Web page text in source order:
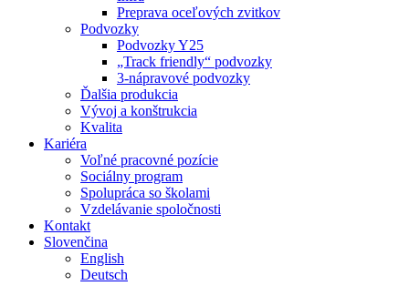
Preprava oceľových zvitkov
Podvozky
Podvozky Y25
„Track friendly“ podvozky
3-nápravové podvozky
Ďalšia produkcia
Vývoj a konštrukcia
Kvalita
Kariéra
Voľné pracovné pozície
Sociálny program
Spolupráca so školami
Vzdelávanie spoločnosti
Kontakt
Slovenčina
English
Deutsch